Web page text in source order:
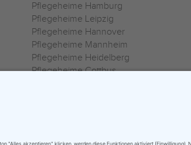
Pflegeheime Hamburg
Pflegeheime Leipzig
Pflegeheime Hannover
Pflegeheime Mannheim
Pflegeheime Heidelberg
Pflegeheime Cottbus